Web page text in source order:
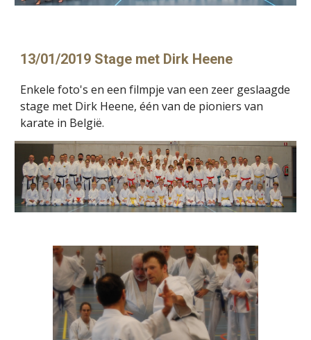
13/01/2019 Stage met Dirk Heene
Enkele foto's en een filmpje van een zeer geslaagde
stage met Dirk Heene, één van de pioniers van
karate in België.